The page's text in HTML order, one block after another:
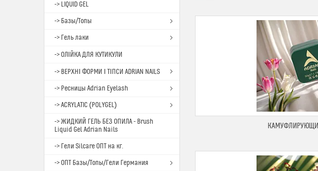
-> LIQUID GEL
-> Базы/Топы
-> Гель лаки
-> ОЛІЙКА ДЛЯ КУТИКУЛИ
-> ВЕРХНІ ФОРМИ І ТІПСИ ADRIAN NAILS
-> Ресницы Adrian Eyelash
-> ACRYLATIC (POLYGEL)
-> ЖИДКИЙ ГЕЛЬ БЕЗ ОПИЛА - Brush
Liquid Gel Adrian Nails
-> Гели Silcare ОПТ на кг.
-> ОПТ Базы/Топы/Гели Германия